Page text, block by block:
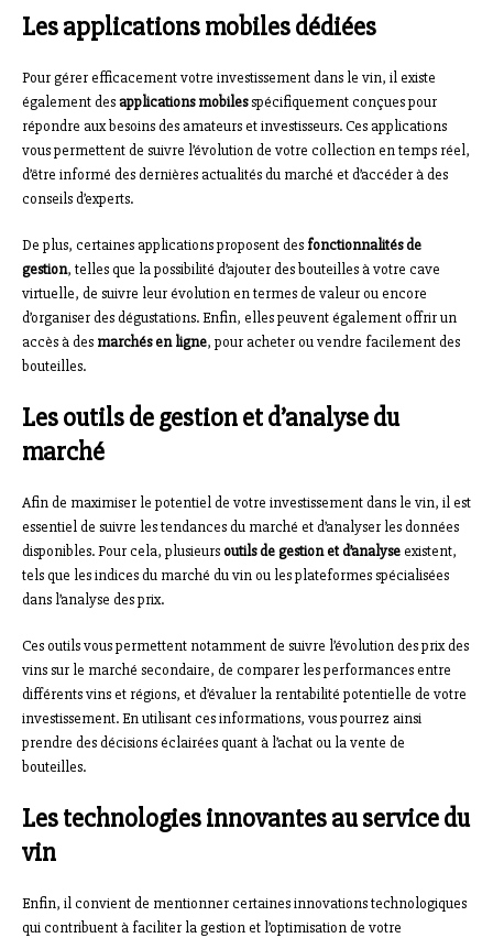
Les applications mobiles dédiées
Pour gérer efficacement votre investissement dans le vin, il existe
également desapplications mobilesspécifiquement conçues pour
répondre aux besoins des amateurs et investisseurs. Ces applications
vous permettent de suivre l’évolution de votre collection en temps réel,
d’être informé des dernières actualités du marché et d’accéder à des
conseils d’experts.
De plus, certaines applications proposent des fonctionnalités de
gestion, telles que la possibilité d’ajouter des bouteilles à votre cave
virtuelle, de suivre leur évolution en termes de valeur ou encore
d’organiser des dégustations. Enfin, elles peuvent également offrir un
accès à des marchés en ligne, pour acheter ou vendre facilement des
bouteilles.
Les outils de gestion et d’analyse du
marché
Afin de maximiser le potentiel de votre investissement dans le vin, il est
essentiel de suivre les tendances du marché et d’analyser les données
disponibles. Pour cela, plusieursoutils de gestion et d’analyseexistent,
tels que les indices du marché du vin ou les plateformes spécialisées
dans l’analyse des prix.
Ces outils vous permettent notamment de suivre l’évolution des prix des
vins sur le marché secondaire, de comparer les performances entre
différents vins et régions, et d’évaluer la rentabilité potentielle de votre
investissement. En utilisant ces informations, vous pourrez ainsi
prendre des décisions éclairées quant à l’achat ou la vente de
bouteilles.
Les technologies innovantes au service du
vin
Enfin, il convient de mentionner certaines innovations technologiques
qui contribuent à faciliter la gestion et l’optimisation de votre